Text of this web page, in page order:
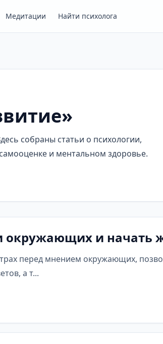
Медитации Найти психолога
собраны статьи о психологии,
и ментальном здоровье.
окружающих и начать
перед мнением окружающих,
а т...